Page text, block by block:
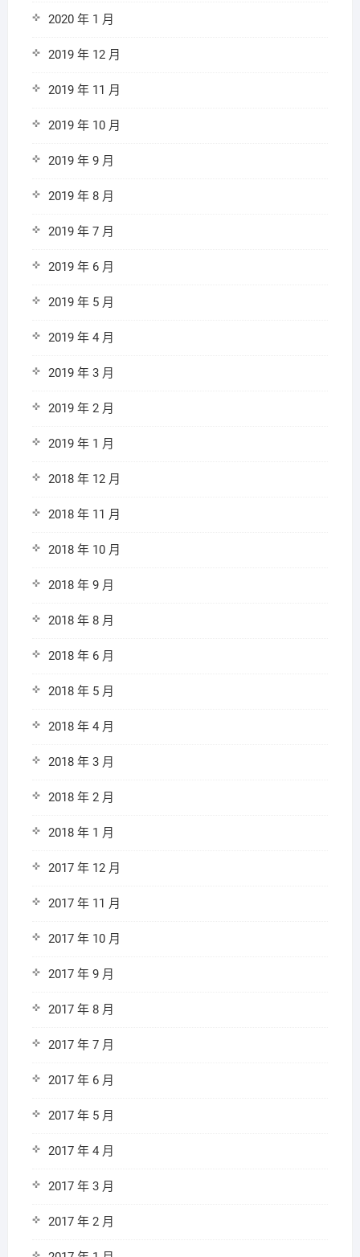
2020 年 1 月
2019 年 12 月
2019 年 11 月
2019 年 10 月
2019 年 9 月
2019 年 8 月
2019 年 7 月
2019 年 6 月
2019 年 5 月
2019 年 4 月
2019 年 3 月
2019 年 2 月
2019 年 1 月
2018 年 12 月
2018 年 11 月
2018 年 10 月
2018 年 9 月
2018 年 8 月
2018 年 6 月
2018 年 5 月
2018 年 4 月
2018 年 3 月
2018 年 2 月
2018 年 1 月
2017 年 12 月
2017 年 11 月
2017 年 10 月
2017 年 9 月
2017 年 8 月
2017 年 7 月
2017 年 6 月
2017 年 5 月
2017 年 4 月
2017 年 3 月
2017 年 2 月